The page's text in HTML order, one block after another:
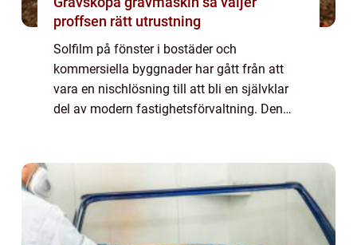
proffsen rätt utrustning
Solfilm på fönster i bostäder och
kommersiella byggnader har gått från att
vara en nischlösning till att bli en självklar
del av modern fastighetsförvaltning. Den